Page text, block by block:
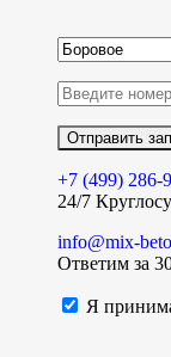
+7 (499) 286-
24/7
info@mix-
Ответим за
Я